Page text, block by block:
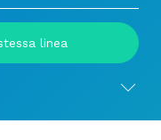
linea